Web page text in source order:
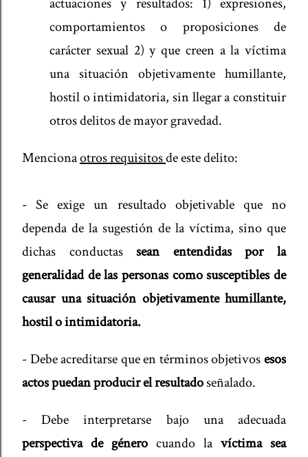
comportamientos o proposiciones de
carácter sexual 2) y que creen a la víctima
una situación objetivamente humillante,
hostil o intimidatoria, sin llegar a constituir
otros delitos de mayor gravedad.
Mencionaotros requisitosde este delito:
- Se exige un resultado objetivable que no
dependa de la sugestión de la víctima, sino que
dichas conductassean entendidas por la
generalidad de las personas como susceptibles de
causar una situación objetivamente humillante,
hostil o intimidatoria.
- Debe acreditarse que en términos objetivosesos
actos puedan producir el resultadoseñalado.
- Debe interpretarse bajo una adecuada
perspectiva de género cuando la víctima sea